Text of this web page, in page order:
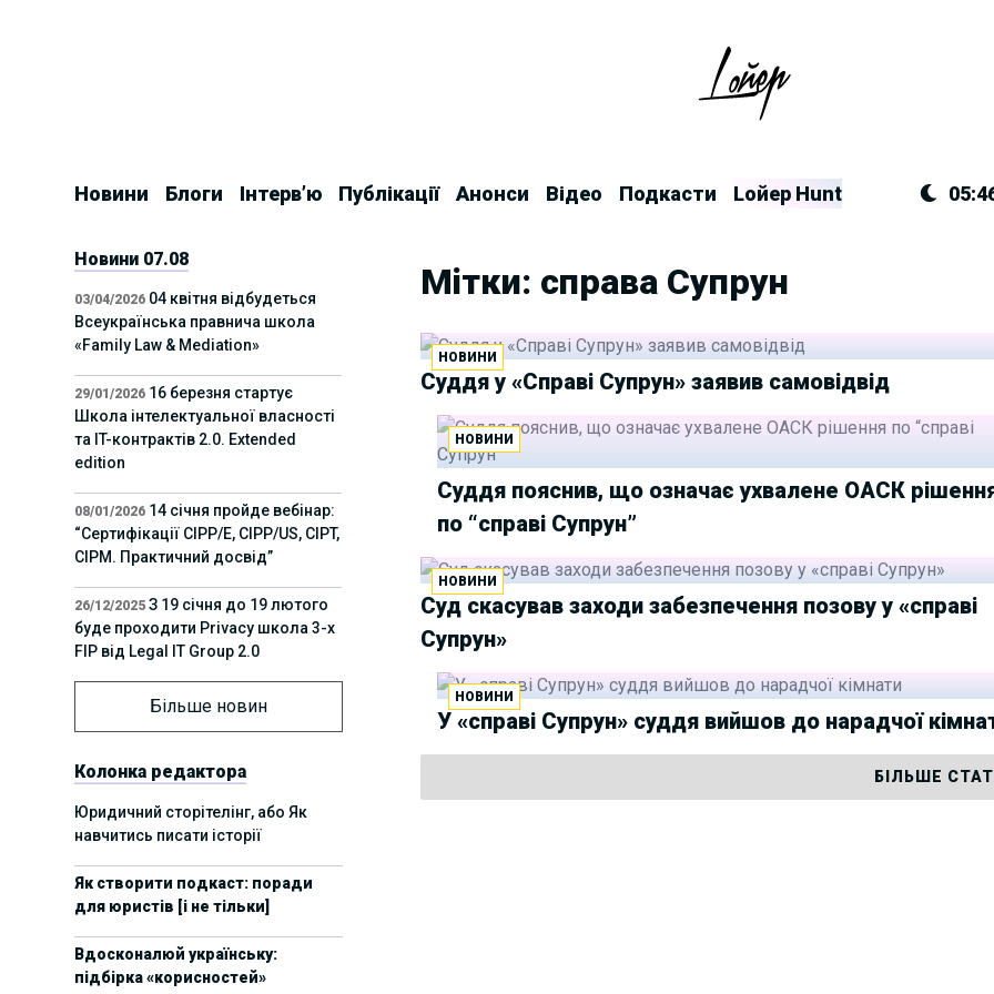
Новини Блоги Інтерв’ю Публікації Анонси Відео Подкасти Lойер Hunt
Мітки: справа Супрун
НОВИНИ
Cуддя у «Справі Супрун» заявив самовідвід
НОВИНИ
Суддя пояснив, що означає ухвалене ОАСК
по “справі Супрун”
НОВИНИ
Суд скасував заходи забезпечення позову у «справі
Супрун»
НОВИНИ
У «справі Супрун» суддя вийшов до нарадчої
БІЛЬШЕ
Новини 07.08
03/04/2026 04 квітня відбудеться
Всеукраїнська правнича школа
«Family Law & Mediation»
29/01/2026 16 березня стартує
Школа інтелектуальної власності
та IT-контрактів 2.0. Extended
edition
08/01/2026 14 січня пройде вебінар:
“Сертифікації СІРР/Е, CIPP/US, CIPT,
CIPM. Практичний досвід”
26/12/2025 З 19 січня до 19 лютого
буде проходити Privacy школа 3-х
FIP від Legal IT Group 2.0
12 грудня пройде
приватність у 2026. Очікувані
05/11/2025 11 листопада пройде
вебінар “AI-агенти: прайвесі, IP
та комплаєнс ризики”
31/10/20258 листопада пройде
Форум молодих юристів України
2025
Більше новин
Колонка редактора
Юридичний сторітелінг, або Як
навчитись писати історії
Як створити подкаст: поради
для юристів [і не тільки]
Вдосконалюй українську:
підбірка «корисностей»